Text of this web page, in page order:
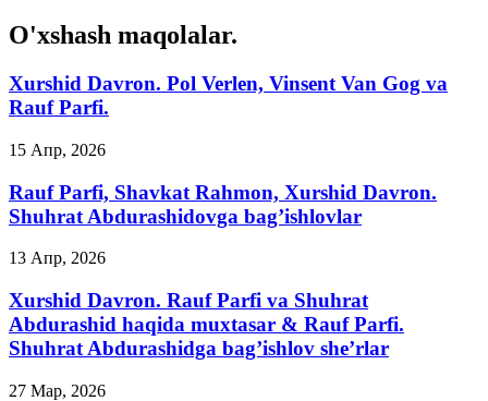
O'xshash maqolalar.
Xurshid Davron. Pol Verlen, Vinsent Van Gog va
Rauf Parfi.
15 Апр, 2026
Rauf Parfi, Shavkat Rahmon, Xurshid Davron.
Shuhrat Abdurashidovga bag’ishlovlar
13 Апр, 2026
Xurshid Davron. Rauf Parfi va Shuhrat
Abdurashid haqida muxtasar & Rauf Parfi.
Shuhrat Abdurashidga bag’ishlov she’rlar
27 Мар, 2026